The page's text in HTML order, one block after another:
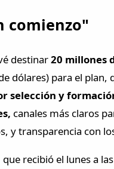
comienzo"
destinar20 millones
dólares) para el plan,
selección y
canales más claros
y transparencia con
recibió el lunes a